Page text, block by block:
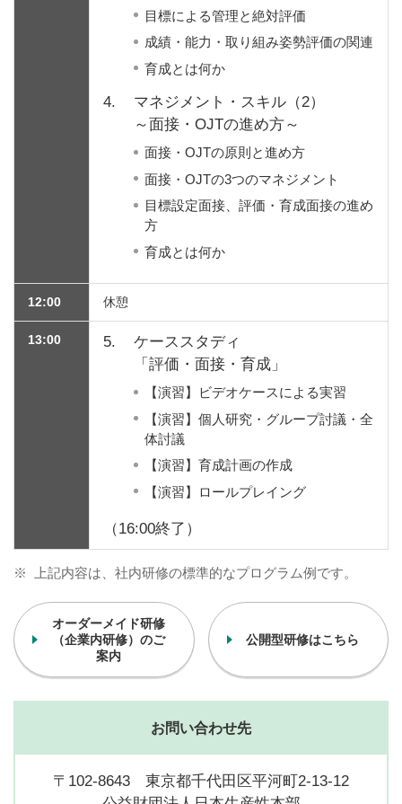
目標による管理と絶対評価
成績・能力・取り組み姿勢評価の関連
育成とは何か
4.
マネジメント・スキル（2）
～面接・OJTの進め方～
面接・OJTの原則と進め方
面接・OJTの3つのマネジメント
目標設定面接、評価・育成面接の進め
方
育成とは何か
12:00 休憩
13:00 5.
ケーススタディ
「評価・面接・育成」
【演習】ビデオケースによる実習
【演習】個人研究・グループ討議・全
体討議
【演習】育成計画の作成
【演習】ロールプレイング
（16:00終了）
※ 上記内容は、社内研修の標準的なプログラム例です。
オーダーメイド研修
（企業内研修）のご
案内
公開型研修はこちら
お問い合わせ先
〒102-8643 東京都千代田区平河町2-13-12